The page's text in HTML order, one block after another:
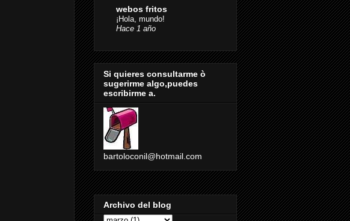
webos fritos
¡Hola, mundo!
Hace 1 año
Si quieres consultarme ò
sugerirme algo,puedes
escribirme a.
bartoloconil@hotmail.com
Archivo del blog